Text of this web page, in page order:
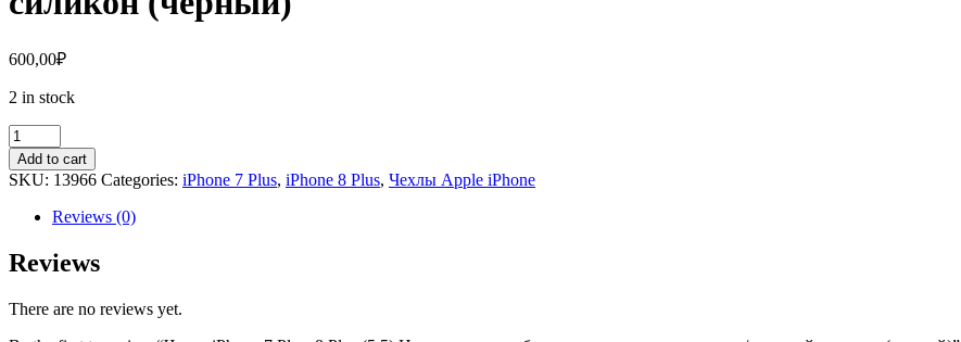
600,00₽
2 in stock
Чехол
iPhone
7
Plus,
(5.5)
Hanman
боковая
Add to cart
SKU: 13966 Categories: iPhone 7 Plus, iPhone 8 Plus, Чехлы Apple iPhone
Reviews (0)
Reviews
There are no reviews yet.